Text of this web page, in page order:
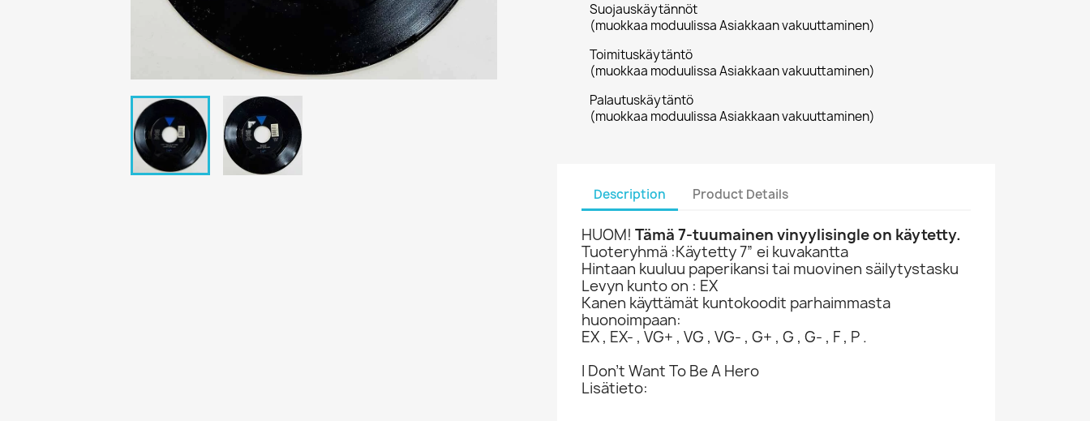
Suojauskäytännöt
(muokkaa moduulissa Asiakkaan vakuuttaminen)
Toimituskäytäntö
(muokkaa moduulissa Asiakkaan vakuuttaminen)
Palautuskäytäntö
(muokkaa moduulissa Asiakkaan vakuuttaminen)
Description Product Details
HUOM! Tämä 7-tuumainen vinyylisingle on käytetty.
Tuoteryhmä :Käytetty 7” ei kuvakantta
Hintaan kuuluu paperikansi tai muovinen säilytystasku
Levyn kunto on : EX
Kanen käyttämät kuntokoodit parhaimmasta
huonoimpaan:
EX , EX- , VG+ , VG , VG- , G+ , G , G- , F , P .
I Don't Want To Be A Hero
Lisätieto: